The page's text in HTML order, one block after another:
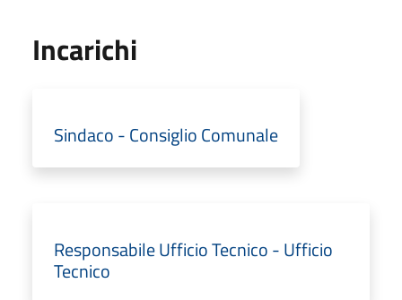
Incarichi
Sindaco - Consiglio Comunale
Responsabile Ufficio Tecnico - Ufficio
Tecnico